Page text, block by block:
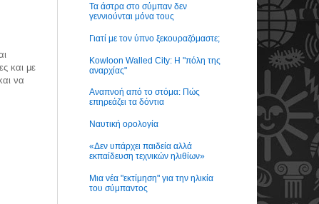
και με
να
Τα άστρα στο σύμπαν δεν
γεννιούνται μόνα τους
Γιατί με τον ύπνο ξεκουραζόμαστε;
Kowloon Walled City: Η "πόλη της
αναρχίας"
Αναπνοή από το στόμα: Πώς
επηρεάζει τα δόντια
Ναυτική ορολογία
«Δεν υπάρχει παιδεία αλλά
εκπαίδευση τεχνικών ηλιθίων»
Μια νέα "εκτίμηση" για την ηλικία
του σύμπαντος